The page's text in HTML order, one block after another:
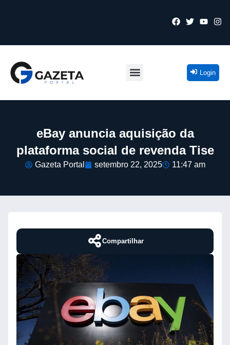
Login
eBay anuncia aquisição da
plataforma social de revenda Tise
Gazeta Portal setembro 22, 2025 11:47 am
Compartilhar